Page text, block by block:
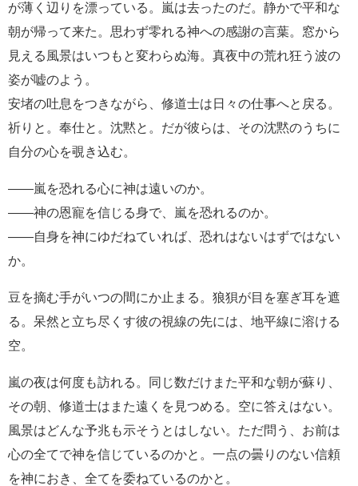
が薄く辺りを漂っている。嵐は去ったのだ。静かで平和な
朝が帰って来た。思わず零れる神への感謝の言葉。窓から
見える風景はいつもと変わらぬ海。真夜中の荒れ狂う波の
姿が嘘のよう。
安堵の吐息をつきながら、修道士は日々の仕事へと戻る。
祈りと。奉仕と。沈黙と。だが彼らは、その沈黙のうちに
自分の心を覗き込む。
――嵐を恐れる心に神は遠いのか。
――神の恩寵を信じる身で、嵐を恐れるのか。
――自身を神にゆだねていれば、恐れはないはずではない
か。
豆を摘む手がいつの間にか止まる。狼狽が目を塞ぎ耳を遮
る。呆然と立ち尽くす彼の視線の先には、地平線に溶ける
空。
嵐の夜は何度も訪れる。同じ数だけまた平和な朝が蘇り、
その朝、修道士はまた遠くを見つめる。空に答えはない。
風景はどんな予兆も示そうとはしない。ただ問う、お前は
心の全てで神を信じているのかと。一点の曇りのない信頼
を神におき、全てを委ねているのかと。